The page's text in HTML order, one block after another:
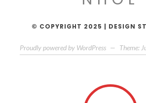
© COPYRIGHT 2025 | DESIGN
Proudly powered by WordPress — Theme: